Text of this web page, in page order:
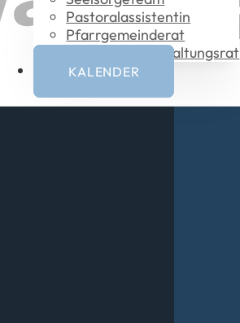
Pastoral­assistentin
Pfarrgemeinderat
Vermögensverwaltungsrat
KALENDER